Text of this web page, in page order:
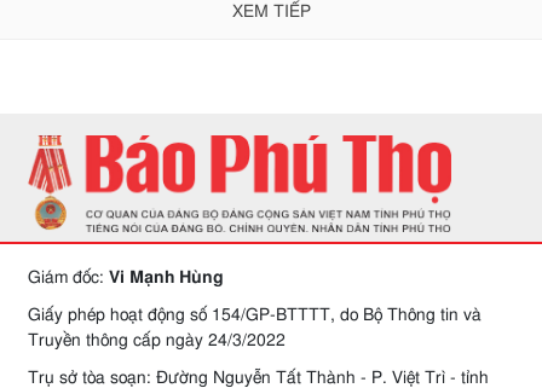
XEM TIẾP
Giám đốc: Vi Mạnh Hùng
Giấy phép hoạt động số 154/GP-BTTTT, do Bộ Thông tin và
Truyền thông cấp ngày 24/3/2022
Trụ sở tòa soạn: Đường Nguyễn Tất Thành - P. Việt Trì - tỉnh